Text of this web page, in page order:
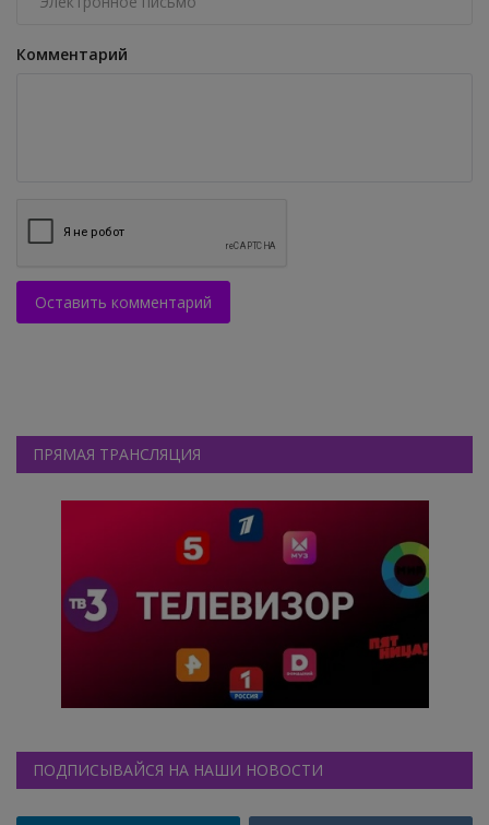
Комментарий
Оставить комментарий
ПРЯМАЯ ТРАНСЛЯЦИЯ
ПОДПИСЫВАЙСЯ НА НАШИ НОВОСТИ